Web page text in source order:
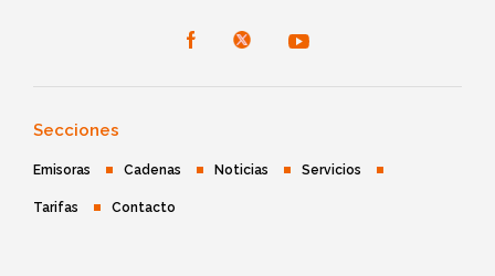
Secciones
Emisoras Cadenas Noticias Servicios
Tarifas Contacto